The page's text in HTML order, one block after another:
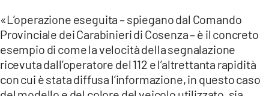
«L’operazione eseguita – spiegano dal Comando
Provinciale dei Carabinieri di Cosenza – è il concreto
esempio di come la velocità della segnalazione
ricevuta dall’operatore del 112 e l’altrettanta rapidità
con cui è stata diffusa l’informazione, in questo caso